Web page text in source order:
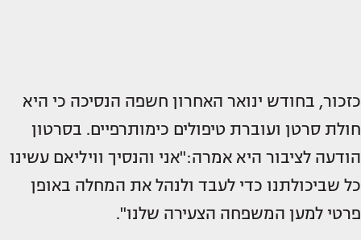
כזכור, בחודש ינואר האחרון חשפה הנסיכה כי היא
חולת סרטן ועוברת טיפולים כימותרפיים. בסרטון
הודעה לציבור היא אמרה:"אני והנסיך וויליאם עשינו
כל שביכולתנו כדי לעבד ולנהל את המחלה באופן
פרטי למען המשפחה הצעירה שלנו".